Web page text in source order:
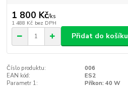
1 800 Kč/ks
1 488 Kč bez DPH
Přidat do košíku
Číslo produktu:
006
EAN kód:
ES2
Parametr 1:
Příkon: 40 W